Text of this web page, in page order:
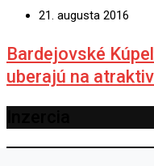
21. augusta 2016
Bardejovské
uberajú na